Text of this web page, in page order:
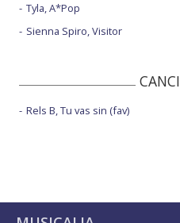
Tyla, A*Pop
Sienna Spiro, Visitor
Rels B, Tu vas sin (fav)